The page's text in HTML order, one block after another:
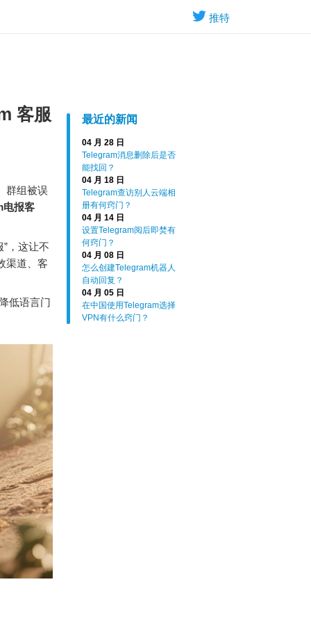
推特
最近的新闻
04 月 28 日
Telegram消息删除后是否
能找回？
04 月 18 日
Telegram查访别人云端相
册有何窍门？
04 月 14 日
设置Telegram阅后即焚有
何窍门？
04 月 08 日
怎么创建Telegram机器人
自动回复？
04 月 05 日
在中国使用Telegram选择
VPN有什么窍门？
客服
群组被误
电报客
，这让不
渠道、客
低语言门